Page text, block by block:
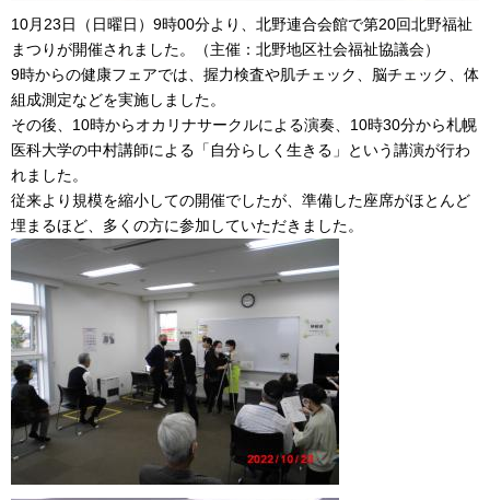
10月23日（日曜日）9時00分より、北野連合会館で第20回北野福祉
まつりが開催されました。（主催：北野地区社会福祉協議会）
9時からの健康フェアでは、握力検査や肌チェック、脳チェック、体
組成測定などを実施しました。
その後、10時からオカリナサークルによる演奏、10時30分から札幌
医科大学の中村講師による「自分らしく生きる」という講演が行わ
れました。
従来より規模を縮小しての開催でしたが、準備した座席がほとんど
埋まるほど、多くの方に参加していただきました。